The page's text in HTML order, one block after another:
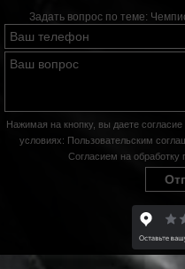
Задать вопрос по теме:
Нажимая на кнопку, вы даете
условиях: Пользовательским
Согласием на обработку